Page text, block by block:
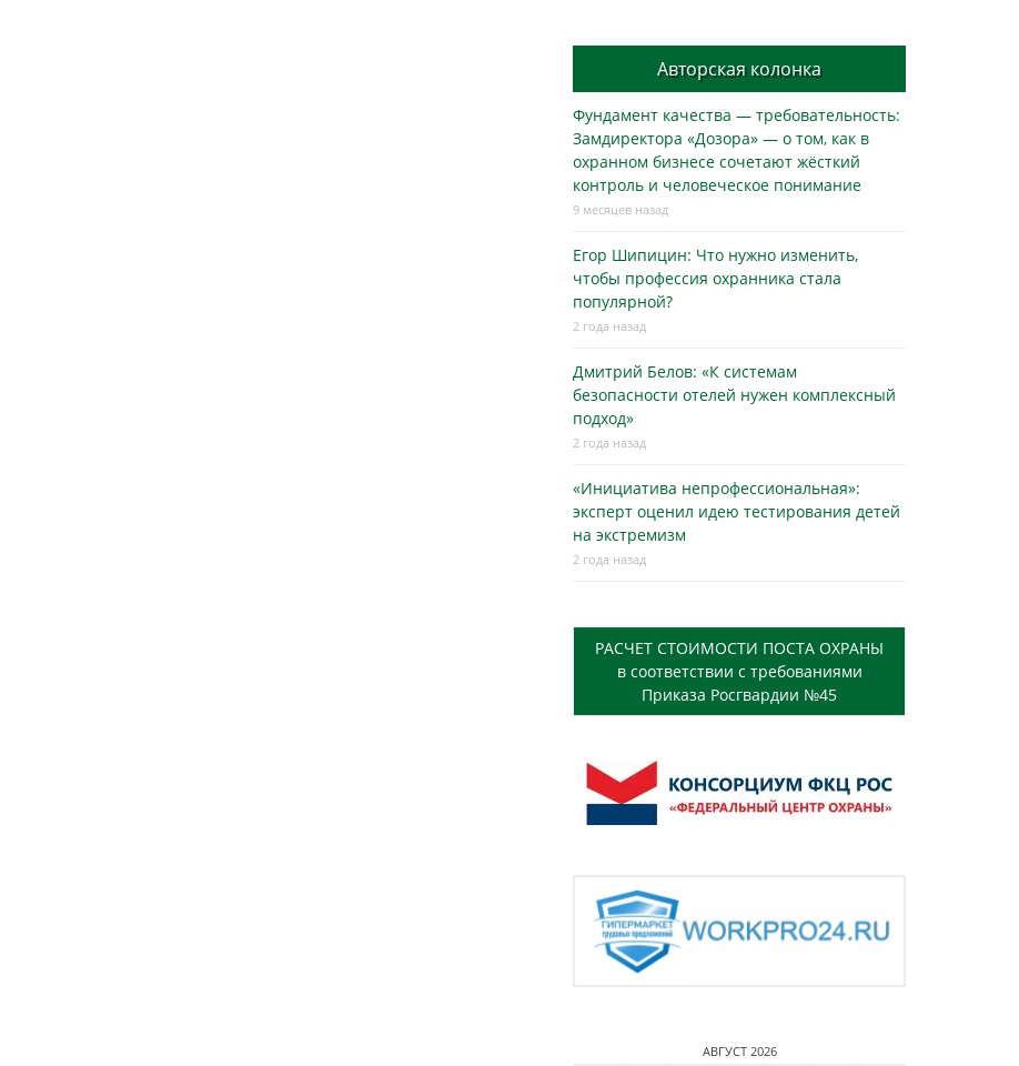
Авторская колонка
Фундамент качества — требовательность:
Замдиректора «Дозора» — о том, как в
охранном бизнесe сочетают жёсткий
контроль и человеческое понимание
9 месяцев назад
Егор Шипицин: Что нужно изменить,
чтобы профессия охранника стала
популярной?
2 года назад
Дмитрий Белов: «К системам
безопасности отелей нужен комплексный
подход»
2 года назад
«Инициатива непрофессиональная»:
эксперт оценил идею тестирования детей
на экстремизм
2 года назад
РАСЧЕТ СТОИМОСТИ ПОСТА ОХРАНЫ
в соответствии с требованиями
Приказа Росгвардии №45
АВГУСТ 2026